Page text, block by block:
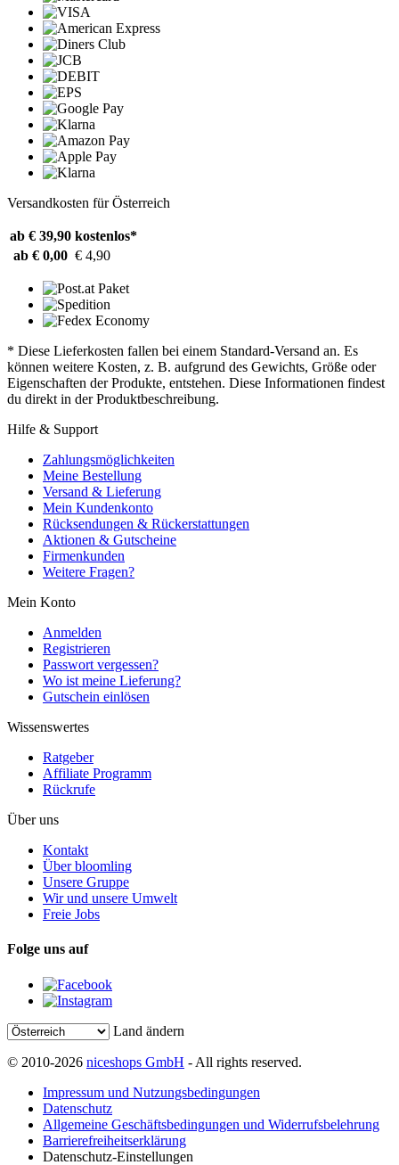
Versandkosten für Österreich
ab € 39,90 kostenlos*
ab € 0,00 € 4,90
* Diese Lieferkosten fallen bei einem Standard-Versand an. Es
können weitere Kosten, z. B. aufgrund des Gewichts, Größe oder
Eigenschaften der Produkte, entstehen. Diese Informationen findest
du direkt in der Produktbeschreibung.
Hilfe & Support
Zahlungsmöglichkeiten
Meine Bestellung
Versand & Lieferung
Mein Kundenkonto
Rücksendungen & Rückerstattungen
Aktionen & Gutscheine
Firmenkunden
Weitere Fragen?
Mein Konto
Anmelden
Registrieren
Passwort vergessen?
Wo ist meine Lieferung?
Gutschein einlösen
Wissenswertes
Ratgeber
Affiliate Programm
Rückrufe
Über uns
Kontakt
Über bloomling
Unsere Gruppe
Wir und unsere Umwelt
Freie Jobs
Folge uns auf
Land ändern
© 2010-2026 niceshops GmbH - All rights reserved.
Impressum und Nutzungsbedingungen
Datenschutz
Allgemeine Geschäftsbedingungen und Widerrufsbelehrung
Barrierefreiheitserklärung
Datenschutz-Einstellungen